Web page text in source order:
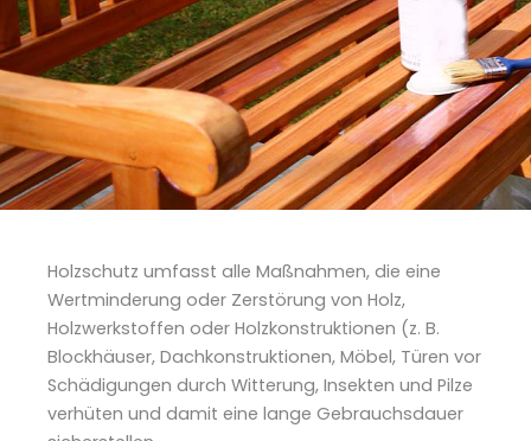
Holzschutz umfasst alle Maßnahmen, die eine
Wertminderung oder Zerstörung von Holz,
Holzwerkstoffen oder Holzkonstruktionen (z. B.
Blockhäuser, Dachkonstruktionen, Möbel, Türen vor
Schädigungen durch Witterung, Insekten und Pilze
verhüten und damit eine lange Gebrauchsdauer